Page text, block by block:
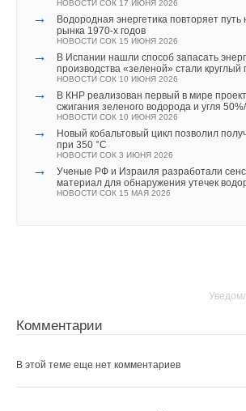
НОВОСТИ СОК 17 ИЮНЯ 2026
→
Водородная энергетика повторяет путь
рынка 1970-х годов
НОВОСТИ СОК 15 ИЮНЯ 2026
→
В Испании нашли способ запасать
производства «зеленой» стали круглый
НОВОСТИ СОК 10 ИЮНЯ 2026
→
В КНР реализован первый в мире
сжигания зеленого водорода и угля
НОВОСТИ СОК 10 ИЮНЯ 2026
→
Новый кобальтовый цикл позволил
при 350 °C
НОВОСТИ СОК 3 ИЮНЯ 2026
→
Ученые РФ и Израиля разработали
материал для обнаружения утечек
НОВОСТИ СОК 15 МАЯ 2026
Комментарии
В этой теме еще нет комментариев